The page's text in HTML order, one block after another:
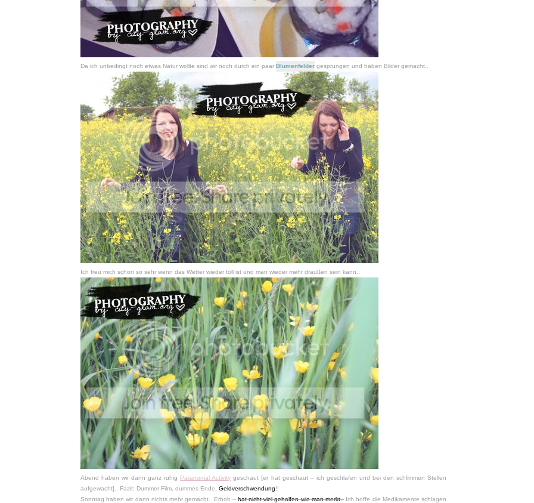
Da ich unbedingt noch etwas Natur wollte sind wir noch durch ein paar Blumenfelder gesprungen und haben Bilder gemacht..
Ich freu mich schon so sehr wenn das Wetter wieder toll ist und man wieder mehr draußen sein kann..
Abend haben wir dann ganz ruhig Paranomal Activity geschaut [er hat geschaut – ich geschlafen und bei den schlimmen Stellen
aufgewacht].. Fazit: Dummer Film, dummes Ende, Geldverschwendung!!
Sonntag haben wir dann nichts mehr gemacht.. Erholt – hat nicht viel geholfen wie man merkt.. Ich hoffe die Medikamente schlagen